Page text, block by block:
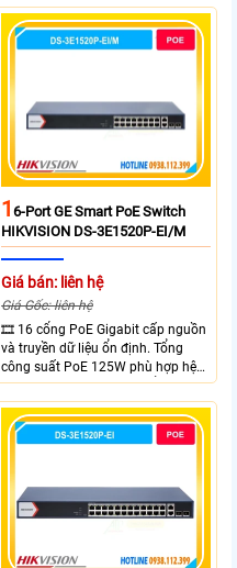
16-Port GE Smart PoE Switch
HIKVISION DS-3E1520P-EI/M
Giá bán: liên hệ
Giá Gốc: liên hệ
🎞 16 cổng PoE Gigabit cấp nguồn
và truyền dữ liệu ổn định. Tổng
công suất PoE 125W phù hợp hệ
thống camera IP vừa. 2 cổng RJ45
Gigabit và 2 cổng quang SFP mở
rộng linh hoạt. Hỗ trợ truyền PoE
xa tối đa lên đến 300 mét.